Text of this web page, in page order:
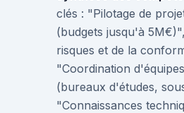
clés : "Pilotage de
(budgets jusqu'à
risques et de la
"Coordination
(bureaux d'études,
"Connaissances